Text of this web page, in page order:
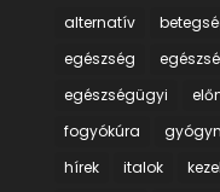
alternatív
egészség
egészségügyi
fogyókúra
hírek
italok